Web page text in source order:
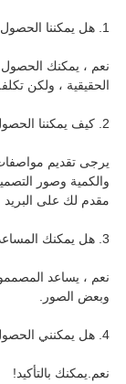
1. هل يمكننا الحصول على بعض العينات؟أي رسوم؟
نعم ، يمكنك الحصول
الحقيقية ، ولكن
2. كيف يمكننا الحصول على الاقتباس؟
يرجى تقديم
والكمية وصور
مقدم لك على البريد
3. هل يمكنك المساعدة في التصميم؟
نعم ، يساعد
وبعض الصور.
4. هل يمكنني الحصول على عينة جديدة مع تصميمي للتأكيد؟
نعم.يمكنك بالتأكيد!